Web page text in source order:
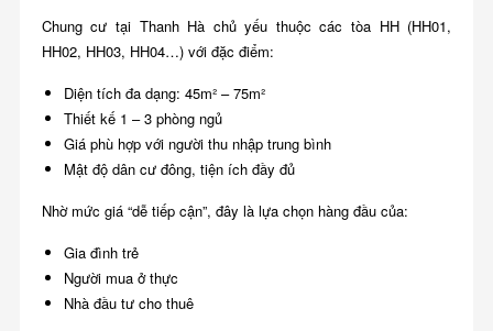
Chung cư tại Thanh Hà chủ yếu thuộc các tòa HH (HH01,
HH02, HH03, HH04…) với đặc điểm:
Diện tích đa dạng: 45m² – 75m²
Thiết kế 1 – 3 phòng ngủ
Giá phù hợp với người thu nhập trung bình
Mật độ dân cư đông, tiện ích đầy đủ
Nhờ mức giá “dễ tiếp cận”, đây là lựa chọn hàng đầu của:
Gia đình trẻ
Người mua ở thực
Nhà đầu tư cho thuê